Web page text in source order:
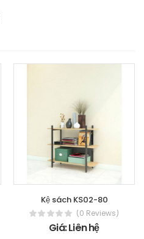
Kệ sách KS02-80
(0 Reviews)
Giá: Liên hệ